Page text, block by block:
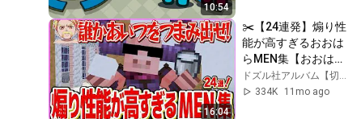
10:54
16:04
✂️【24連発】煽り性
能が高すぎるおおは
らMEN集【おおはら
MEN】【ドズル社】
【切り抜き】
334K
11mo ago